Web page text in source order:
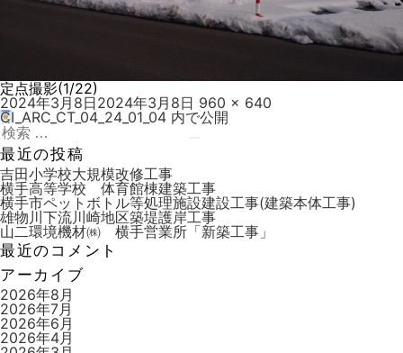
定点撮影(1/22)
投
稿
日:
2024年3月8日2024年3月8日 フ
ル
サ
960 × 640
投
稿
ナ
ビ
ゲ
ー
シ
ョ
ン
CI_ARC_CT_04_24_01_04 内で公開
検
索:
最近の投稿
吉田小学校大規模改修工事
横手高等学校 体育館棟建築工事
横手市ペットボトル等処理施設建設工事(建築本体工事)
雄物川下流川崎地区築堤護岸工事
山二環境機材㈱ 横手営業所「新築工事」
最近のコメント
アーカイブ
2026年8月
2026年7月
2026年6月
2026年4月